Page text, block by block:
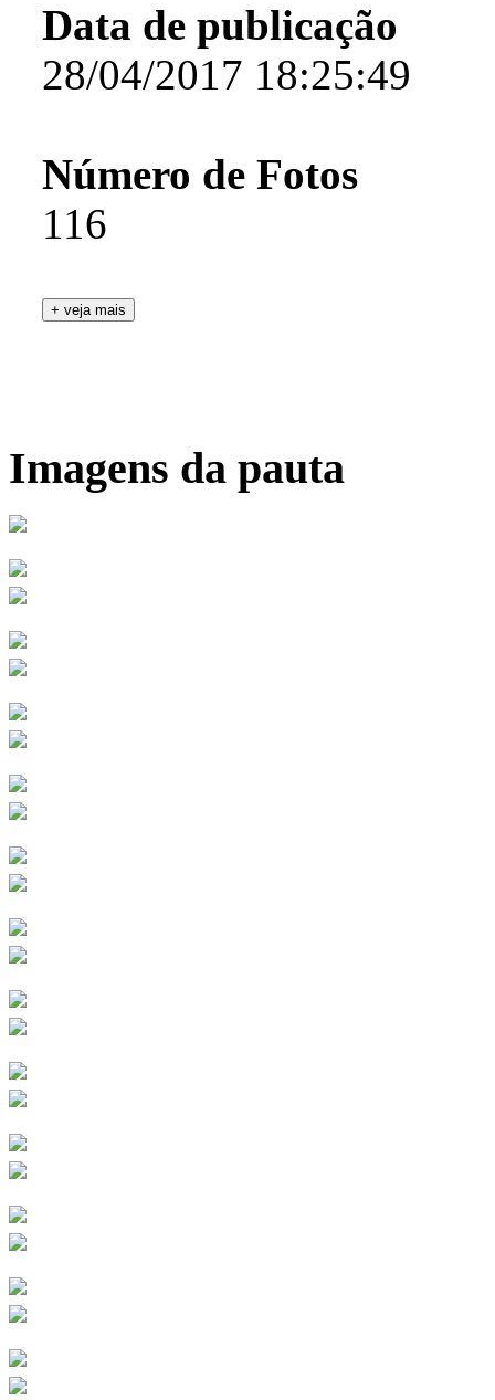
Data de publicação
28/04/2017 18:25:49
Número de Fotos
116
Imagens da pauta